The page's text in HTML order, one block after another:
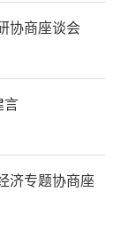
协商座谈会
言
济专题协商座